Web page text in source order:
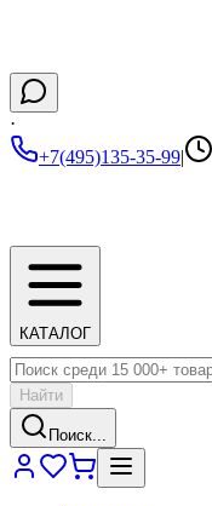
·
+7(495)135-35-99|
КАТАЛОГ
Найти
Поиск...